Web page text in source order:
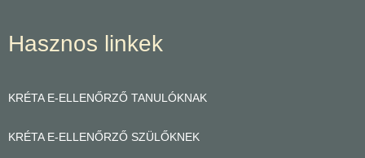
Hasznos linkek
KRÉTA E-ELLENŐRZŐ TANULÓKNAK
KRÉTA E-ELLENŐRZŐ SZÜLŐKNEK